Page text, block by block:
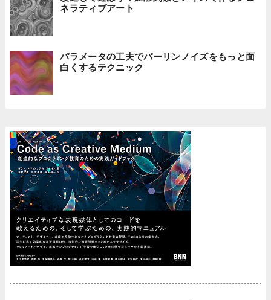
ネラティブアート
パラメータの工夫でパーリンノイズをもっと面
白くするテクニック